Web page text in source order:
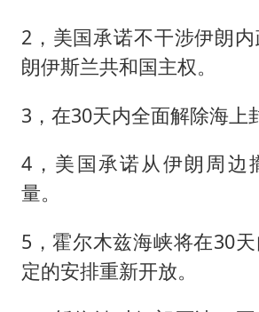
2，美国承诺不干涉伊朗
朗伊斯兰共和国主权。
3，在30天内全面解除海上
4，美国承诺从伊朗周边
量。
5，霍尔木兹海峡将在30
定的安排重新开放。